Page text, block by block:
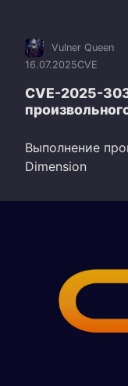
Vulner Queen
16.07.2025CVE
CVE-2025-
Выполнение
Dimension